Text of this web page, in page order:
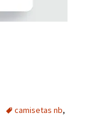
camisetas nb,